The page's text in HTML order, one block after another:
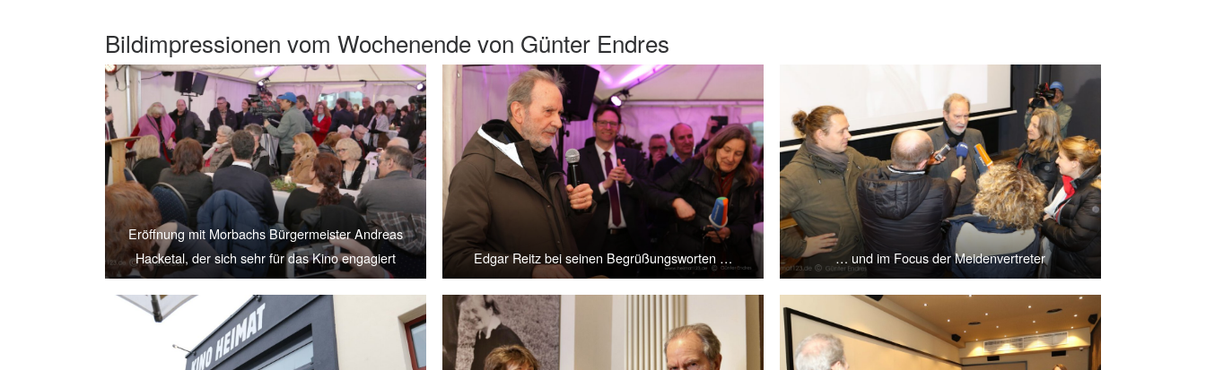
Bildimpressionen vom Wochenende von Günter Endres
Eröffnung mit Morbachs Bürgermeister Andreas
Hacketal, der sich sehr für das Kino engagiert
Edgar Reitz bei seinen Begrüßungsworten … … und im Focus der Meidenvertreter